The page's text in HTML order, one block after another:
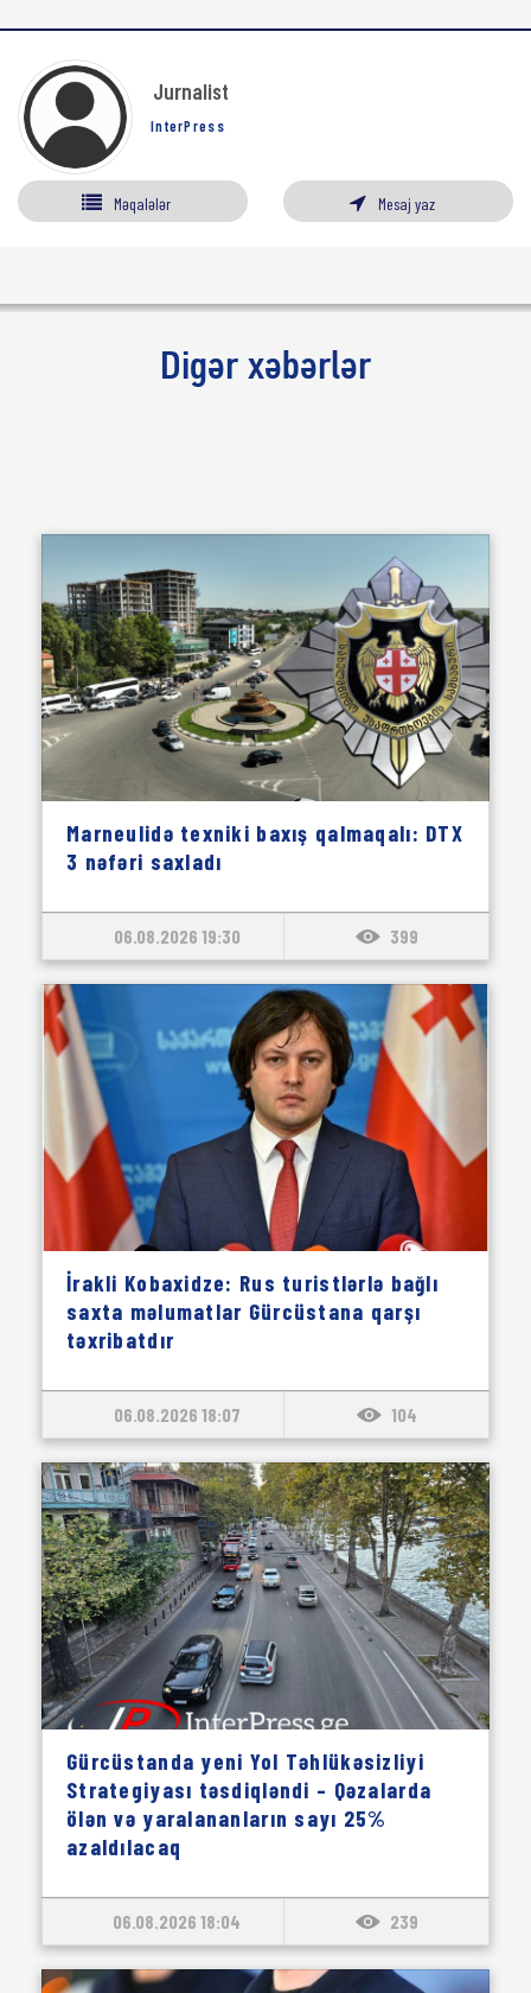
Jurnalist
InterPress
Məqalələr Mesaj yaz
Digər xəbərlər
Marneulidə texniki baxış qalmaqalı: DTX
3 nəfəri saxladı
06.08.2026 19:30 399
İrakli Kobaxidze: Rus turistlərlə bağlı
saxta məlumatlar Gürcüstana qarşı
təxribatdır
06.08.2026 18:07 104
Gürcüstanda yeni Yol Təhlükəsizliyi
Strategiyası təsdiqləndi – Qəzalarda
ölən və yaralananların sayı 25%
azaldılacaq
06.08.2026 18:04 239